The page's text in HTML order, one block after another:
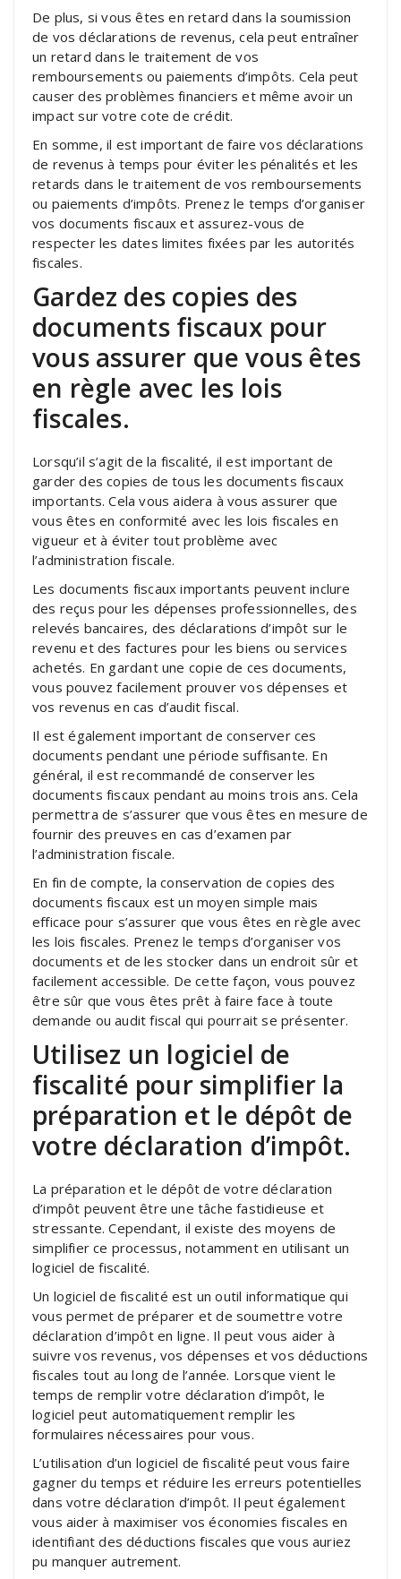
De plus, si vous êtes en retard dans la soumission
de vos déclarations de revenus, cela peut entraîner
un retard dans le traitement de vos
remboursements ou paiements d’impôts. Cela peut
causer des problèmes financiers et même avoir un
impact sur votre cote de crédit.
En somme, il est important de faire vos déclarations
de revenus à temps pour éviter les pénalités et les
retards dans le traitement de vos remboursements
ou paiements d’impôts. Prenez le temps d’organiser
vos documents fiscaux et assurez-vous de
respecter les dates limites fixées par les autorités
fiscales.
Gardez des copies des
documents fiscaux pour
vous assurer que vous êtes
en règle avec les lois
fiscales.
Lorsqu’il s’agit de la fiscalité, il est important de
garder des copies de tous les documents fiscaux
importants. Cela vous aidera à vous assurer que
vous êtes en conformité avec les lois fiscales en
vigueur et à éviter tout problème avec
l’administration fiscale.
Les documents fiscaux importants peuvent inclure
des reçus pour les dépenses professionnelles, des
relevés bancaires, des déclarations d’impôt sur le
revenu et des factures pour les biens ou services
achetés. En gardant une copie de ces documents,
vous pouvez facilement prouver vos dépenses et
vos revenus en cas d’audit fiscal.
Il est également important de conserver ces
documents pendant une période suffisante. En
général, il est recommandé de conserver les
documents fiscaux pendant au moins trois ans. Cela
permettra de s’assurer que vous êtes en mesure de
fournir des preuves en cas d’examen par
l’administration fiscale.
En fin de compte, la conservation de copies des
documents fiscaux est un moyen simple mais
efficace pour s’assurer que vous êtes en règle avec
les lois fiscales. Prenez le temps d’organiser vos
documents et de les stocker dans un endroit sûr et
facilement accessible. De cette façon, vous pouvez
être sûr que vous êtes prêt à faire face à toute
demande ou audit fiscal qui pourrait se présenter.
Utilisez un logiciel de
fiscalité pour simplifier la
préparation et le dépôt de
votre déclaration d’impôt.
La préparation et le dépôt de votre déclaration
d’impôt peuvent être une tâche fastidieuse et
stressante. Cependant, il existe des moyens de
simplifier ce processus, notamment en utilisant un
logiciel de fiscalité.
Un logiciel de fiscalité est un outil informatique qui
vous permet de préparer et de soumettre votre
déclaration d’impôt en ligne. Il peut vous aider à
suivre vos revenus, vos dépenses et vos déductions
fiscales tout au long de l’année. Lorsque vient le
temps de remplir votre déclaration d’impôt, le
logiciel peut automatiquement remplir les
formulaires nécessaires pour vous.
L’utilisation d’un logiciel de fiscalité peut vous faire
gagner du temps et réduire les erreurs potentielles
dans votre déclaration d’impôt. Il peut également
vous aider à maximiser vos économies fiscales en
identifiant des déductions fiscales que vous auriez
pu manquer autrement.